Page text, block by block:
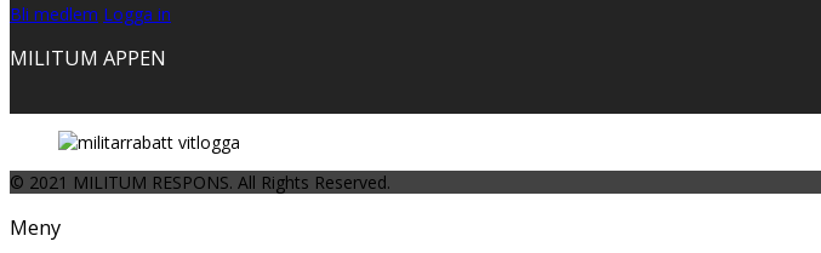
Bli medlem Logga in
MILITUM APPEN
© 2021 MILITUM RESPONS. All Rights Reserved.
Meny